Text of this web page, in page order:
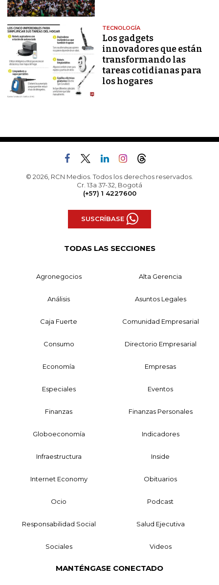
TECNOLOGÍA
Los gadgets
innovadores que están
transformando las
tareas cotidianas para
los hogares
© 2026, RCN Medios. Todos los derechos reservados.
Cr. 13a 37-32, Bogotá
(+57) 1 4227600
SUSCRÍBASE
TODAS LAS SECCIONES
Agronegocios Alta Gerencia
Análisis Asuntos Legales
Caja Fuerte Comunidad Empresarial
Consumo Directorio Empresarial
Economía Empresas
Especiales Eventos
Finanzas Finanzas Personales
Globoeconomía Indicadores
Infraestructura Inside
Internet Economy Obituarios
Ocio Podcast
Responsabilidad Social Salud Ejecutiva
Sociales Videos
MANTÉNGASE CONECTADO